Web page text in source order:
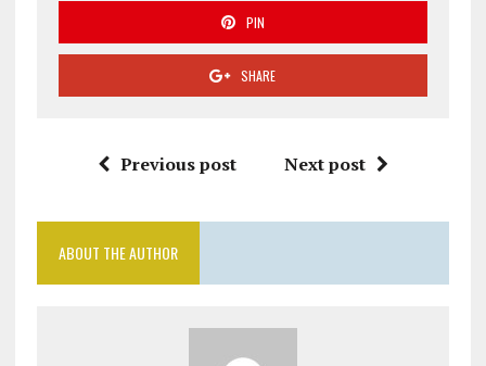
PIN
SHARE
Previous post Next post
ABOUT THE AUTHOR